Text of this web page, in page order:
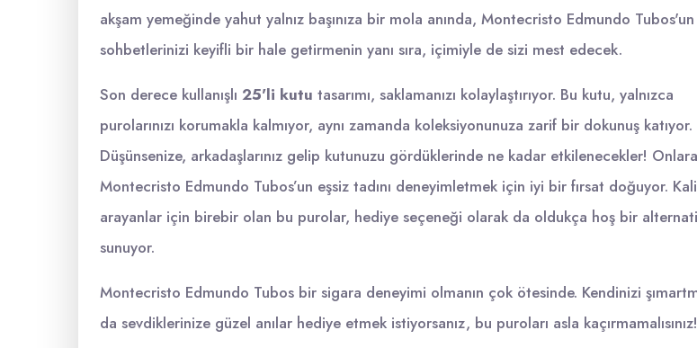
akşam yemeğinde yahut yalnız başınıza bir mola anında, Montecristo Edmundo
sohbetlerinizi keyifli bir hale getirmenin yanı sıra, içimiyle de sizi mest edecek.
Son derece kullanışlı 25'li kutu tasarımı, saklamanızı kolaylaştırıyor. Bu kutu, yalnızca
purolarınızı korumakla kalmıyor, aynı zamanda koleksiyonunuza zarif bir dokunuş katıyor.
Düşünsenize, arkadaşlarınız gelip kutunuzu gördüklerinde ne kadar etkilenecekler! Onlara
Montecristo Edmundo Tubos’un eşsiz tadını deneyimletmek için iyi bir fırsat doğuyor.
arayanlar için birebir olan bu purolar, hediye seçeneği olarak da oldukça hoş bir
sunuyor.
Montecristo Edmundo Tubos bir sigara deneyimi olmanın çok ötesinde. Kendinizi
da sevdiklerinize güzel anılar hediye etmek istiyorsanız, bu puroları asla kaçırmamalısınız!